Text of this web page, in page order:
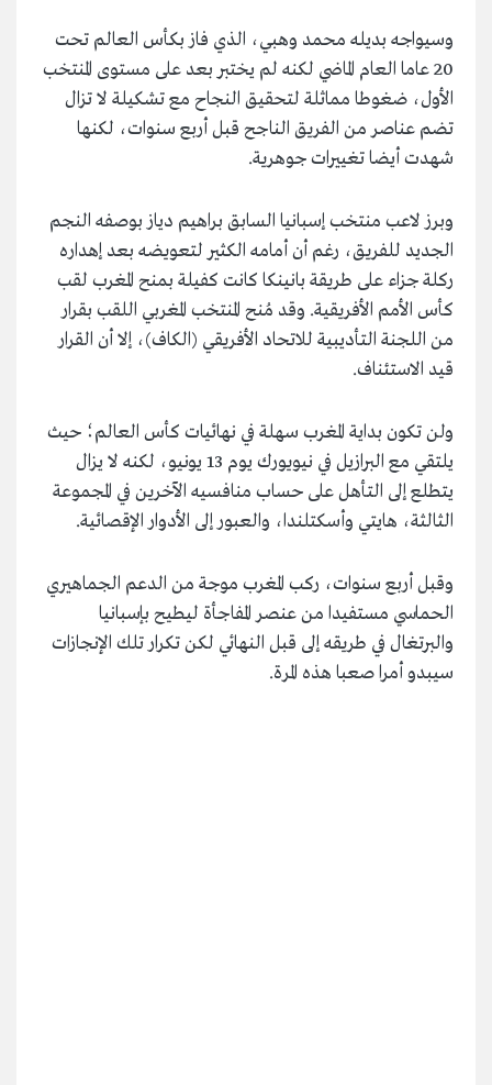
وسيواجه بديله محمد وهبي، الذي فاز بكأس العالم تحت
20 عاما العام الماضي لكنه لم يختبر بعد على مستوى المنتخب
الأول، ضغوطا مماثلة لتحقيق النجاح مع تشكيلة لا تزال
تضم عناصر من الفريق الناجح قبل أربع سنوات، لكنها
شهدت أيضا تغييرات جوهرية.
وبرز لاعب منتخب إسبانيا السابق براهيم دياز بوصفه النجم
الجديد للفريق، رغم أن أمامه الكثير لتعويضه بعد إهداره
ركلة جزاء على طريقة بانينكا كانت كفيلة بمنح المغرب لقب
كأس الأمم الأفريقية. وقد مُنح المنتخب المغربي اللقب بقرار
من اللجنة التأديبية للاتحاد الأفريقي (الكاف)، إلا أن القرار
قيد الاستئناف.
ولن تكون بداية المغرب سهلة في نهائيات كأس العالم؛ حيث
يلتقي مع البرازيل في نيويورك يوم 13 يونيو، لكنه لا يزال
يتطلع إلى التأهل على حساب منافسيه الآخرين في المجموعة
الثالثة، هايتي وأسكتلندا، والعبور إلى الأدوار الإقصائية.
وقبل أربع سنوات، ركب المغرب موجة من الدعم الجماهيري
الحماسي مستفيدا من عنصر المفاجأة ليطيح بإسبانيا
والبرتغال في طريقه إلى قبل النهائي لكن تكرار تلك الإنجازات
سيبدو أمرا صعبا هذه المرة.